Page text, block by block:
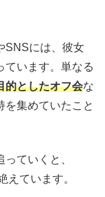
SNSには、彼女
ています。単なる
的としたオフ会な
を集めていたこと
ていくと、
えています。